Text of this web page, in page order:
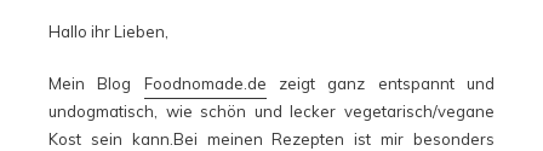
Hallo ihr Lieben,
Mein Blog Foodnomade.de zeigt ganz entspannt und
undogmatisch, wie schön und lecker vegetarisch/vegane
Kost sein kann.Bei meinen Rezepten ist mir besonders